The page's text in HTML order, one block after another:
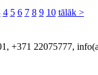
4 5 6 7 8 9 10 tālāk >
+371 22075777,